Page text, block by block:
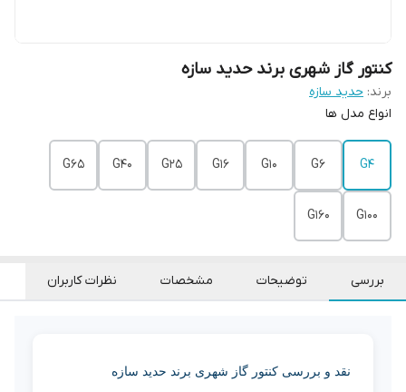
کنتور گاز شهری برند حدید سازه
برند: حدید سازه
انواع مدل ها
G4
G6
G10
G16
G25
G40
G65
G100
G160
بررسی توضیحات مشخصات نظرات کاربران
نقد و بررسی کنتور گاز شهری برند حدید سازه